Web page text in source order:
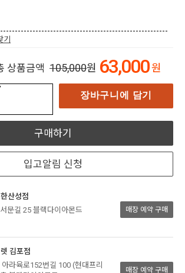
기
상품금액 105,000원 63,000원
장바구니에 담기
구매하기
입고알림 신청
산성점
문길 25 블랙다이아몬드
매장 예약 구매
김포점
라육로152번길 100 (현대프리
매장 예약 구매